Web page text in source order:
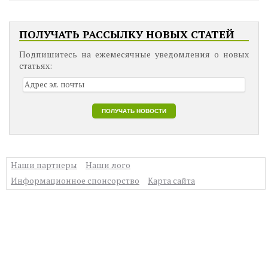
ПОЛУЧАТЬ РАССЫЛКУ НОВЫХ СТАТЕЙ
Подпишитесь на ежемесячные уведомления о новых
статьях:
Наши партнеры
Наши лого
Информационное спонсорство
Карта сайта